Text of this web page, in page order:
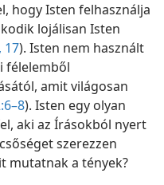
hogy Isten felhasználja
lojálisan Isten
17). Isten nem használt
félelemből
amit világosan
). Isten egy olyan
aki az Írásokból nyert
szerezzen
mutatnak a tények?